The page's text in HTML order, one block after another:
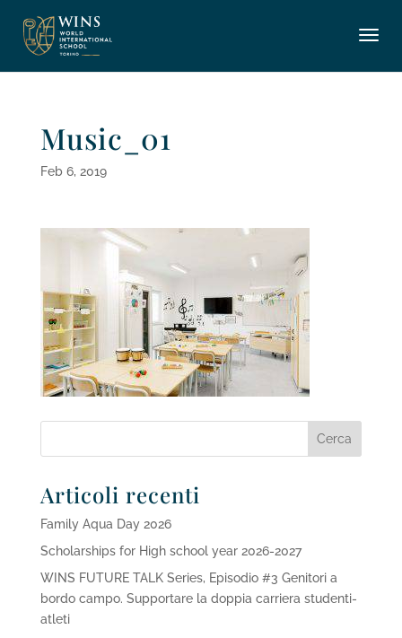
Music_01
Feb 6, 2019
Articoli recenti
Family Aqua Day 2026
Scholarships for High school year 2026-2027
WINS FUTURE TALK Series, Episodio #3 Genitori a
bordo campo. Supportare la doppia carriera studenti-
atleti